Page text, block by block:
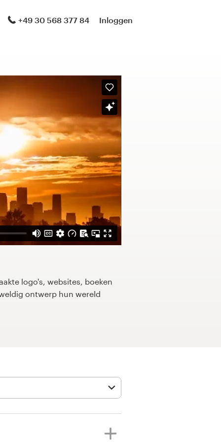
+49 30 568 377 84 Inloggen
logo's, websites, boeken
ontwerp hun wereld